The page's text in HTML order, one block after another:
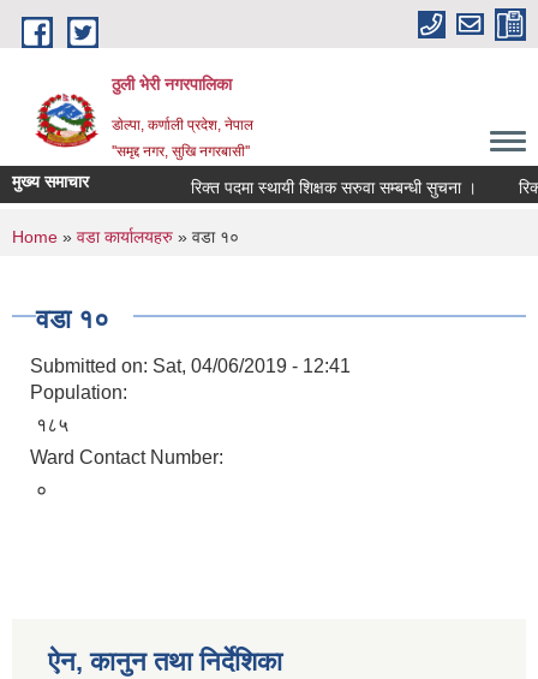
Skip to main content
ठुली भेरी नगरपालिका
डाेल्पा, कर्णाली प्रदेश, नेपाल
''समृद्द नगर, सुखि नगरबासी''
मुख्य समाचार रिक्त पदमा स्थायी शिक्षक सरुवा सम्बन्धी सुचना । रिक्त
You are here
Home » वडा कार्यालयहरु » वडा १०
वडा १०
Submitted on: Sat, 04/06/2019 - 12:41
Population:
१८५
Ward Contact Number:
०
ऐन, कानुन तथा निर्देशिका